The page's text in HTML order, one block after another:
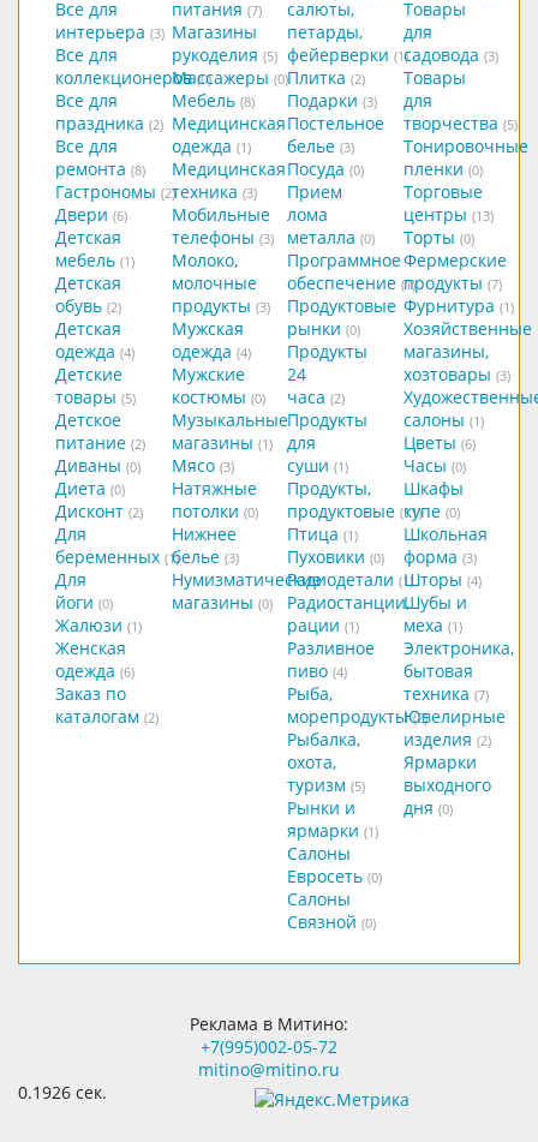
Все для
интерьера (3)
Все для
коллекционеров (0)
Все для
праздника (2)
Все для
ремонта (8)
Гастрономы (2)
Двери (6)
Детская
мебель (1)
Детская
обувь (2)
Детская
одежда (4)
Детские
товары (5)
Детское
питание (2)
Диваны (0)
Диета (0)
Дисконт (2)
Для
беременных (1)
Для
йоги (0)
Жалюзи (1)
Женская
одежда (6)
Заказ по
каталогам (2)
питания (7)
Магазины
рукоделия (5)
Массажеры (0)
Мебель (8)
Медицинская
одежда (1)
Медицинская
техника (3)
Мобильные
телефоны (3)
Молоко,
молочные
продукты (3)
Мужская
одежда (4)
Мужские
костюмы (0)
Музыкальные
магазины (1)
Мясо (3)
Натяжные
потолки (0)
Нижнее
белье (3)
Нумизматические
магазины (0)
салюты,
петарды,
фейерверки (1)
Плитка (2)
Подарки (3)
Постельное
белье (3)
Посуда (0)
Прием
лома
металла (0)
Программное
обеспечение (1)
Продуктовые
рынки (0)
Продукты
24
часа (2)
Продукты
для
суши (1)
Продукты,
продуктовые (11)
Птица (1)
Пуховики (0)
Радиодетали (1)
Радиостанции,
рации (1)
Разливное
пиво (4)
Рыба,
морепродукты (2)
Рыбалка,
охота,
туризм (5)
Рынки и
ярмарки (1)
Салоны
Евросеть (0)
Салоны
Связной (0)
Товары
для
садовода (3)
Товары
для
творчества (5)
Тонировочные
пленки (0)
Торговые
центры (13)
Торты (0)
Фермерские
продукты (7)
Фурнитура (1)
Хозяйственные
магазины,
хозтовары (3)
салоны (1)
Цветы (6)
Часы (0)
Шкафы
купе (0)
Школьная
форма (3)
Шторы (4)
Шубы и
меха (1)
Электроника,
бытовая
техника (7)
Ювелирные
изделия (2)
Ярмарки
выходного
дня (0)
Реклама в Митино:
+7(995)002-05-72
mitino@mitino.ru
0.1926 сек.